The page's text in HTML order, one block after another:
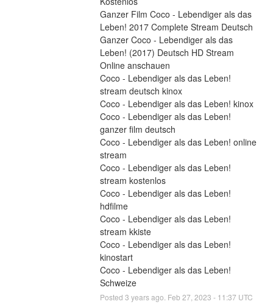
Ganzer Film Coco - Lebendiger als das
Leben! 2017 Complete Stream Deutsch
Ganzer Coco - Lebendiger als das
Leben! (2017) Deutsch HD Stream
Online anschauen
Coco - Lebendiger als das Leben!
stream deutsch kinox
Coco - Lebendiger als das Leben! kinox
Coco - Lebendiger als das Leben!
ganzer film deutsch
Coco - Lebendiger als das Leben! online
stream
Coco - Lebendiger als das Leben!
stream kostenlos
Coco - Lebendiger als das Leben!
hdfilme
Coco - Lebendiger als das Leben!
stream kkiste
Coco - Lebendiger als das Leben!
kinostart
Coco - Lebendiger als das Leben!
Schweize
Posted 3 years ago. Feb 27,2023 - 11:37 UTC